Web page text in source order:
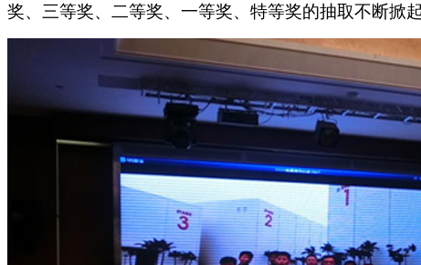
奖、三等奖、二等奖、一等奖、特等奖的抽取不断掀